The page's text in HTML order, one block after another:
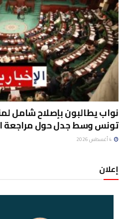
نواب يطالبون بإصلاح شامل
تونس وسط جدل حول مراجعة
إعلان